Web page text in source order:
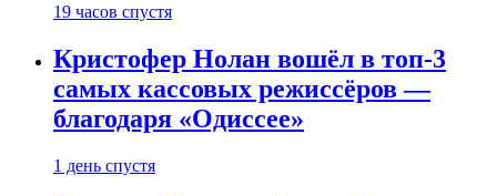
19 часов спустя
Кристофер Нолан вошёл в топ-3
самых кассовых режиссёров —
благодаря «Одиссее»
1 день спустя